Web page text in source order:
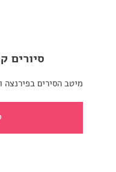
סיורים
מיטב הסירים